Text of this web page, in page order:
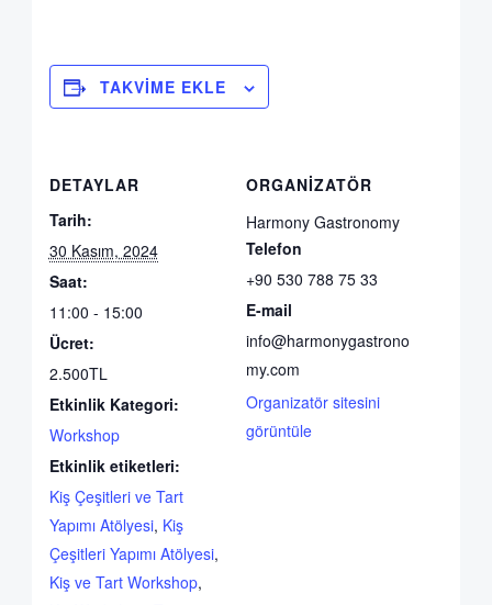
TAKVIME EKLE
DETAYLAR
Tarih:
30 Kasım, 2024
Saat:
11:00 - 15:00
Ücret:
2.500TL
Etkinlik Kategori:
Workshop
Etkinlik etiketleri:
Kiş Çeşitleri ve Tart
Yapımı Atölyesi, Kiş
Çeşitleri Yapımı Atölyesi,
Kiş ve Tart Workshop,
ORGANIZATÖR
Harmony Gastronomy
Telefon
+90 530 788 75 33
E-mail
info@harmonygastrono
my.com
Organizatör sitesini
görüntüle